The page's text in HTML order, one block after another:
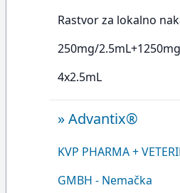
Rastvor za lokalno
250mg/
4x2.5mL
»Advantix®
KVP PHARMA +
GMBH - Nemačka